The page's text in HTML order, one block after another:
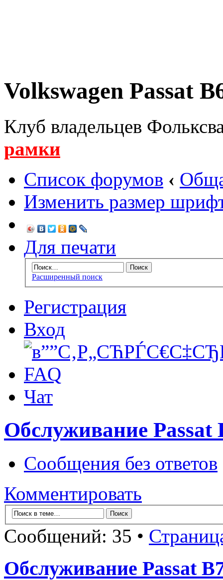
Volkswagen Passat
Клуб владельцев
рамки
Список форумов ‹
Изменить размер
Для печати
Расширенный поиск
Регистрация
Вход
FAQ
Чат
Обслуживание Passat
Сообщения без ответов
Комментировать
Сообщений: 35 •
Обслуживание Passat